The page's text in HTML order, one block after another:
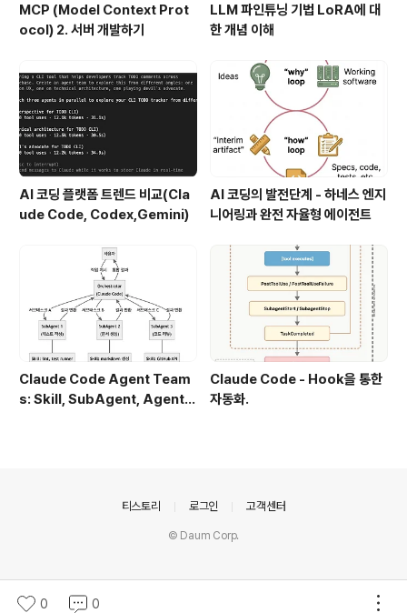
MCP (Model Context Prot
ocol) 2. 서버 개발하기
LLM 파인튜닝 기법 LoRA에 대
한 개념 이해
AI 코딩 플랫폼 트렌드 비교(Cla
ude Code, Codex,Gemini)
AI 코딩의 발전단계 - 하네스 엔지
니어링과 완전 자율형 에이전트
Claude Code Agent Team
s: Skill, SubAgent, Agent T
Claude Code - Hook을 통한
자동화.
0 0
티스토리 로그인 고객센터
© Daum Corp.